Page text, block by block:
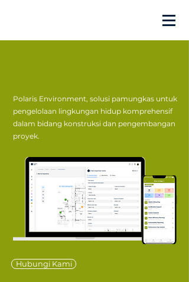
Polaris Environment, solusi pamungkas untuk
pengelolaan lingkungan hidup komprehensif
dalam bidang konstruksi dan pengembangan
proyek.
Hubungi Kami